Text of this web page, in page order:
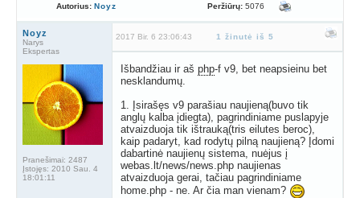
Autorius: Noyz Peržiūrų:5076
Noyz
Narys
Ekspertas
Pranešimai: 2487
Įstojęs: 2010 Sau. 4
18:01:11
2017 Bir. 6 23:06:43 1 žinutė iš 5
Išbandžiau ir aš php-f v9, bet neapsieinu bet
nesklandumų.
1. Įsirašęs v9 parašiau naujieną(buvo tik
anglų kalba įdiegta), pagrindiniame puslapyje
atvaizduoja tik ištrauką(tris eilutes beroc),
kaip padaryt, kad rodytų pilną naujieną? Įdomi
dabartinė naujienų sistema, nuėjus į
webas.lt/news/news.php naujienas
atvaizduoja gerai, tačiau pagrindiniame
home.php - ne. Ar čia man vienam?